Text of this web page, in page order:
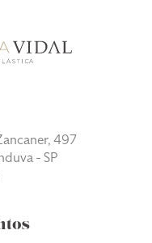
497
- SP